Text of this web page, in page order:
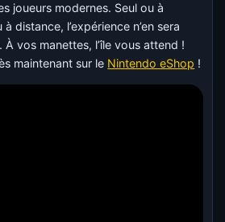
joueurs modernes. Seul ou à
distance, l’expérience n’en sera
À vos manettes, l’île vous attend !
maintenant sur le Nintendo eShop !